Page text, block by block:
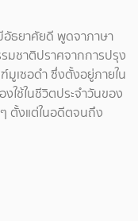
ธยาศัยดี พูดจาภาษา
มชาติปราศจากการปรุง
เซอดำ ซึ่งตั้งอยู่ภายใน
ใช้ในชีวิตประจำวันของ
ๆ ตั้งแต่ในอดีตจนถึง